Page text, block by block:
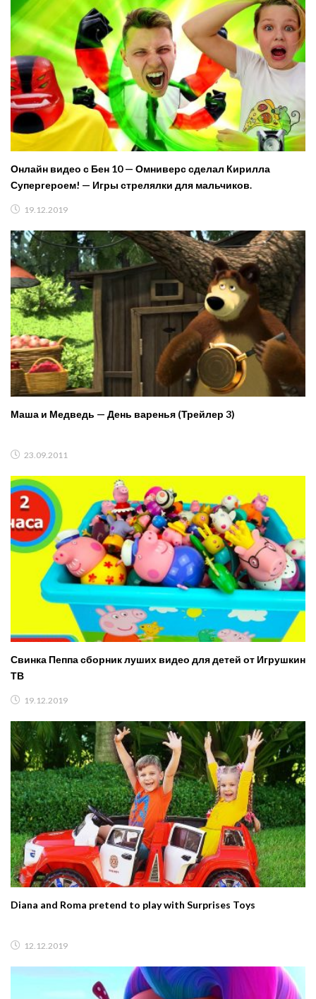
Онлайн видео с Бен 10 — Омниверс сделал Кирилла
Супергероем! — Игры стрелялки для мальчиков.
19.12.2019
Маша и Медведь — День варенья (Трейлер 3)
23.09.2011
Свинка Пеппа сборник луших видео для детей от Игрушкин
ТВ
19.12.2019
Diana and Roma pretend to play with Surprises Toys
12.12.2019